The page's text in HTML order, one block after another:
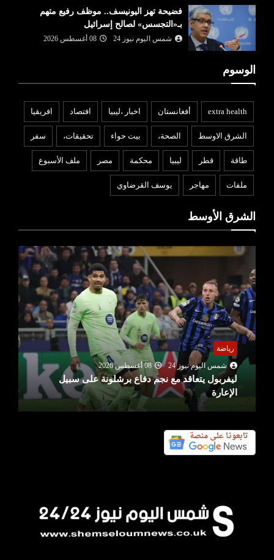
فضيحة تهز اليونيسف.. موظف رفيع متهم
بـ«التجسس» لصالح إسرائيل
شمس اليوم نيوز 24 08 أغسطس 2026
الوسوم
extra health أفغانستان اخبار ،ليبيا افتصاد افريقيا
الشرق الاوسط الصحة، بيت حواء تحقيقات، سفر
طاقة قطر ليبيا محكمة مصر ملف الأسبوع
ملفات مهاجر يوسف القرضاوي
الشرق الأوسط
رياضة
شمس اليوم نيوز 24
08 أغسطس 2026
ليفربول يتعاقد مع نجم دفاع برشلونة على سبيل
الإعارة